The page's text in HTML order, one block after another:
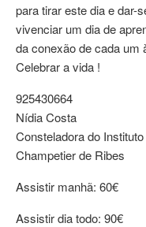
para tirar este dia e dar-
vivenciar um dia de
da conexão de cada um
Celebrar a vida !
925430664
Nídia Costa
Consteladora do
Champetier de Ribes
Assistir manhã: 60€
Assistir dia todo: 90€